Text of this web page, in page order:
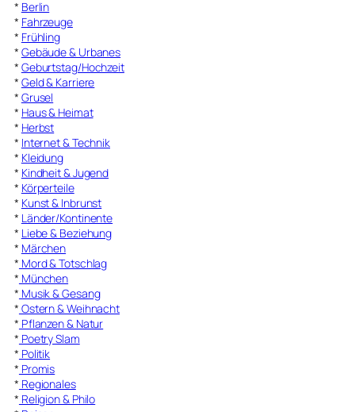
* Berlin
* Fahrzeuge
* Frühling
* Gebäude & Urbanes
* Geburtstag/Hochzeit
* Geld & Karriere
* Grusel
* Haus & Heimat
* Herbst
* Internet & Technik
* Kleidung
* Kindheit & Jugend
* Körperteile
* Kunst & Inbrunst
* Länder/Kontinente
* Liebe & Beziehung
* Märchen
* Mord & Totschlag
* München
* Musik & Gesang
* Ostern & Weihnacht
* Pflanzen & Natur
* Poetry Slam
* Politik
* Promis
* Regionales
* Religion & Philo